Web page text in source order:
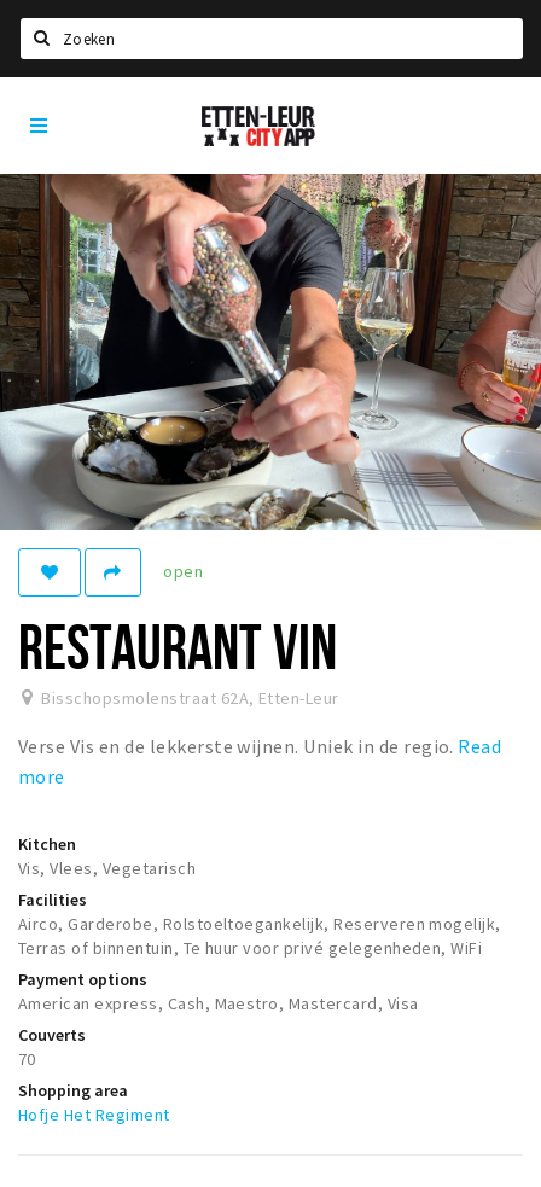
Home
Agenda
Deals
Party pics
Nieuws, interviews & blogs
Eten
Drinken
Slapen
Recreatief
Winkels
Winkelgebieden
Bezienswaardigheden
Musea, theaters & podia
Uitjes & activiteiten
Toeristische routes
Baroniepoorten
Sport
Andere City Apps
Sign in
Etten-
Leur
open
RESTAURANT VIN
Bisschopsmolenstraat 62A, Etten-Leur
Verse Vis en de lekkerste wijnen. Uniek in de regio. Read
more
Kitchen
Vis, Vlees, Vegetarisch
Facilities
Airco, Garderobe, Rolstoeltoegankelijk, Reserveren mogelijk,
Terras of binnentuin, Te huur voor privé gelegenheden, WiFi
Payment options
American express, Cash, Maestro, Mastercard, Visa
Couverts
70
Shopping area
Hofje Het Regiment